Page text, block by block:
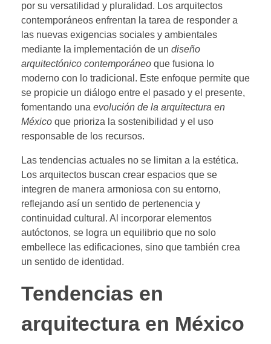
por su versatilidad y pluralidad. Los arquitectos
contemporáneos enfrentan la tarea de responder a
las nuevas exigencias sociales y ambientales
mediante la implementación de un diseño
arquitectónico contemporáneo que fusiona lo
moderno con lo tradicional. Este enfoque permite que
se propicie un diálogo entre el pasado y el presente,
fomentando una evolución de la arquitectura en
México que prioriza la sostenibilidad y el uso
responsable de los recursos.
Las tendencias actuales no se limitan a la estética.
Los arquitectos buscan crear espacios que se
integren de manera armoniosa con su entorno,
reflejando así un sentido de pertenencia y
continuidad cultural. Al incorporar elementos
autóctonos, se logra un equilibrio que no solo
embellece las edificaciones, sino que también crea
un sentido de identidad.
Tendencias en
arquitectura en México